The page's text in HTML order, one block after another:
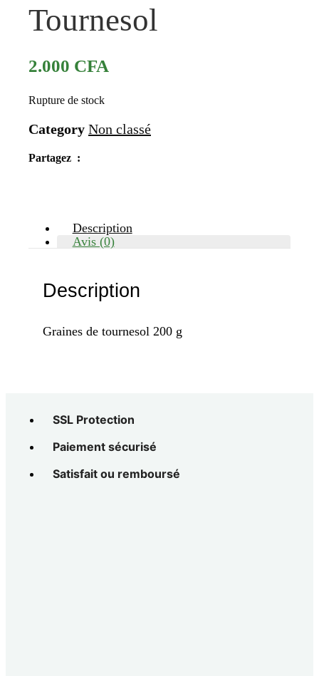
Tournesol
2.000 CFA
Rupture de stock
Category Non classé
Partagez :
Description
Avis (0)
Description
Graines de tournesol 200 g
SSL Protection
Paiement sécurisé
Satisfait ou remboursé